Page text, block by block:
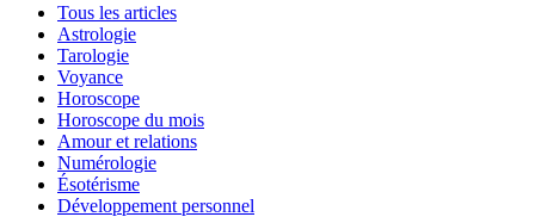
Tous les articles
Astrologie
Tarologie
Voyance
Horoscope
Horoscope du mois
Amour et relations
Numérologie
Ésotérisme
Développement personnel